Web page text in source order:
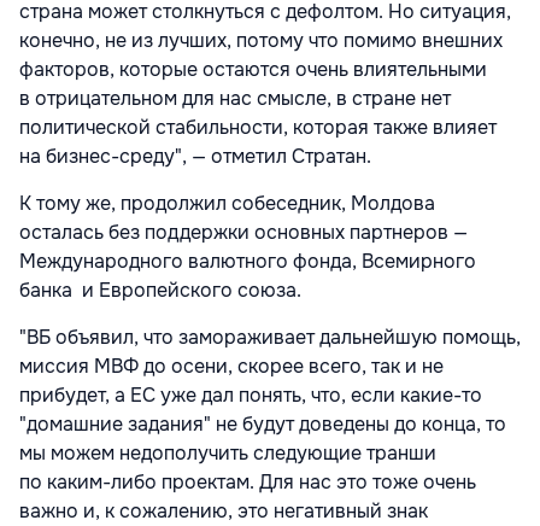
страна может столкнуться с дефолтом. Но ситуация,
конечно, не из лучших, потому что помимо внешних
факторов, которые остаются очень влиятельными
в отрицательном для нас смысле, в стране нет
политической стабильности, которая также влияет
на бизнес-среду", — отметил Стратан.
К тому же, продолжил собеседник, Молдова
осталась без поддержки основных партнеров —
Международного валютного фонда, Всемирного
банка и Европейского союза.
"ВБ объявил, что замораживает дальнейшую помощь,
миссия МВФ до осени, скорее всего, так и не
прибудет, а ЕС уже дал понять, что, если какие-то
"домашние задания" не будут доведены до конца, то
мы можем недополучить следующие транши
по каким-либо проектам. Для нас это тоже очень
важно и, к сожалению, это негативный знак